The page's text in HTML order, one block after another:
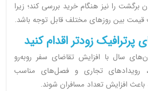
برگشت را نیز هنگام خرید بررسی کند؛ زیرا
بین روزهای مختلف قابل توجه باشد.
سال با افزایش تقاضای سفر روبه‌رو
رویدادهای تجاری و فصل‌های مناسب
افزایش تعداد مسافران شوند.